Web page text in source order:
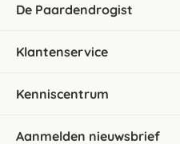
De Paardendrogist
Klantenservice
Kenniscentrum
Aanmelden nieuwsbrief